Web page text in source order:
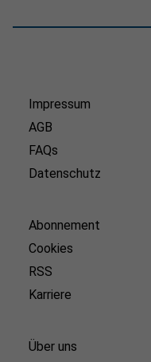
Impressum
AGB
FAQs
Datenschutz
Abonnement
Cookies
RSS
Karriere
Über uns